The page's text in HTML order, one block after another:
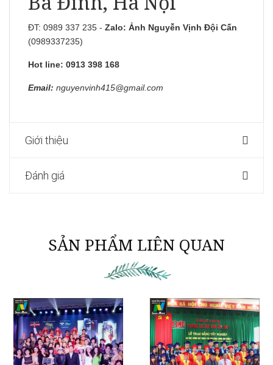
ĐT: 0989 337 235 - Zalo: Ảnh Nguyễn Vịnh Đội Cấn
(0989337235)
Hot line: 0913 398 168
Email: nguyenvinh415@gmail.com
Giới thiệu
Đánh giá
SẢN PHẨM LIÊN QUAN